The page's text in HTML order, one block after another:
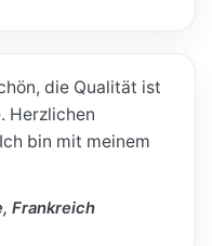
die Qualität ist
Herzlichen
bin mit meinem
Frankreich